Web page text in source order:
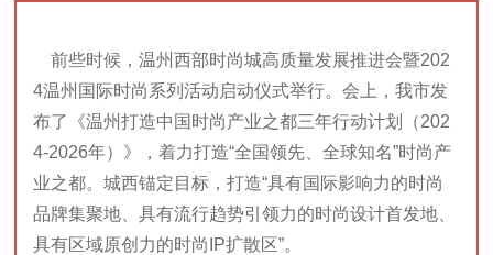
前些时候，温州西部时尚城高质量发展推进会暨202
4温州国际时尚系列活动启动仪式举行。会上，我市发
布了《温州打造中国时尚产业之都三年行动计划（202
4-2026年）》，着力打造“全国领先、全球知名”时尚产
业之都。城西锚定目标，打造“具有国际影响力的时尚
品牌集聚地、具有流行趋势引领力的时尚设计首发地、
具有区域原创力的时尚IP扩散区”。